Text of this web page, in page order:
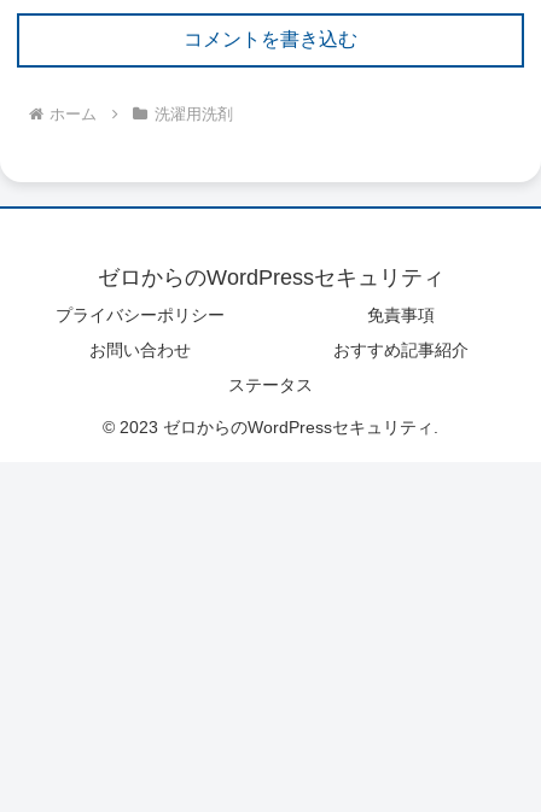
コメントを書き込む
ホーム 洗濯用洗剤
ゼロからのWordPressセキュリティ
プライバシーポリシー
免責事項
お問い合わせ
おすすめ記事紹介
ステータス
© 2023 ゼロからのWordPressセキュリティ.